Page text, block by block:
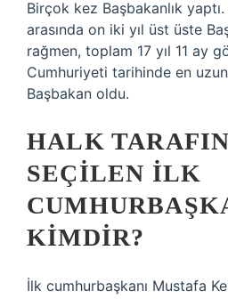
Birçok kez Başbakanlık yaptı.
arasında on iki yıl üst üste
rağmen, toplam 17 yıl 11 ay
Cumhuriyeti tarihinde en
Başbakan oldu.
HALK
SEÇILEN ILK
KIMDIR?
İlk cumhurbaşkanı Mustafa